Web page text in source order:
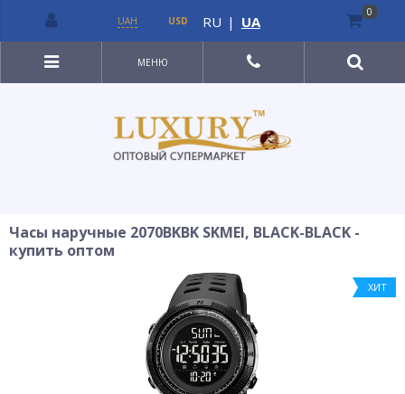
МЕНЮ
Часы наручные 2070BKBK SKMEI, BLACK-BLACK -
купить оптом
ХИТ
UAH USD RU | UA
0